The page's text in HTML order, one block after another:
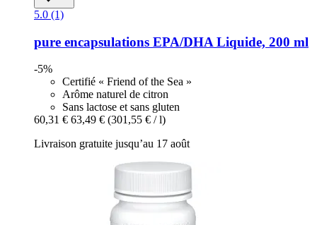
5.0 (1)
pure encapsulations EPA/DHA Liquide, 200 ml
-5%
Certifié « Friend of the Sea »
Arôme naturel de citron
Sans lactose et sans gluten
60,31 € 63,49 € (301,55 € / l)
Livraison gratuite jusqu’au 17 août